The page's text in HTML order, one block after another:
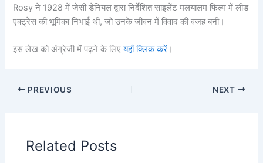
Rosy ने 1928 में जेसी डेनियल द्वारा निर्देशित साइलेंट मलयालम फिल्म में लीड
एक्ट्रेस की भूमिका निभाई थी, जो उनके जीवन में विवाद की वजह बनी।
इस लेख को अंग्रेजी में पढ़ने के लिएयहाँ क्लिक करें ।
PREVIOUS NEXT
Related Posts